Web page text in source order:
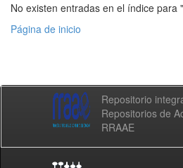
No existen entradas en el índice para
Página de inicio
Repositorio
Repositorios de
RRAAE